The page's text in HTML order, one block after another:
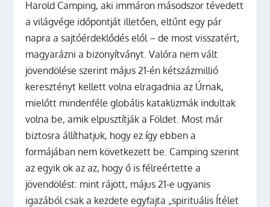
Harold Camping, aki immáron másodszor tévedett
a világvége időpontját illetően, eltűnt egy pár
napra a sajtóérdeklődés elől – de most visszatért,
magyarázni a bizonyítványt.Valóra nem vált
jövendölése szerint május 21-én kétszázmillió
keresztényt kellett volna elragadnia az Úrnak,
mielőtt mindenféle globális kataklizmák indultak
volna be, amik elpusztítják a Földet. Most már
biztosra állíthatjuk, hogy ez így ebben a
formájában nem következett be. Camping szerint
az egyik ok az az, hogy ő is félreértette a
jövendölést: mint rájött, május 21-e ugyanis
igazából csak a kezdete egyfajta „spirituális Ítélet